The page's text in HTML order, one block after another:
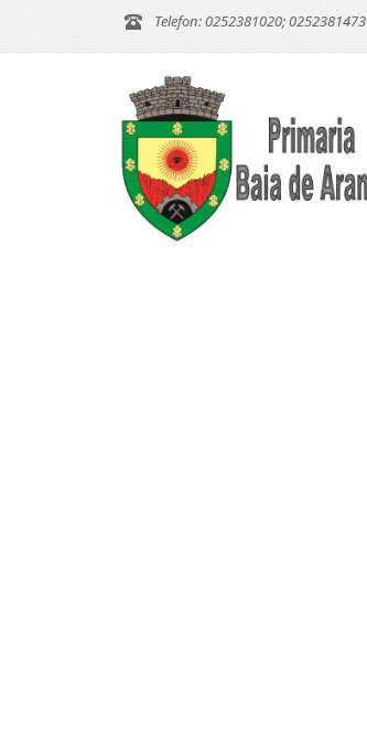
Telefon: 0252381020; 0252381473